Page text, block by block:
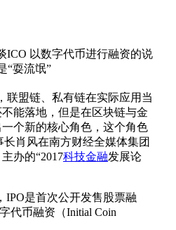
联盟链、私有链在实际应用当
能落地，但是在区块链与金
个新的核心角色，这个角色
肖风在南方财经全媒体集团
办的“2017科技金融发展论
是首次公开发售股票融
代币融资（Initial Coin